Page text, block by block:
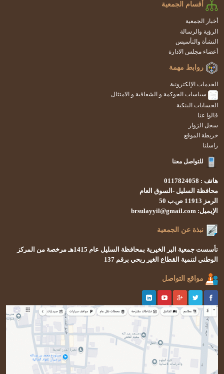
أقسام الجمعية
أخبار الجمعية
الرؤية والرسالة
النشأة والتأسيس
أعضاء مجلس الادارة
روابط مهمة
الخدمات الإلكترونية
سياسات الحوكمة و الشفافية و الامتثال
الحسابات البنكية
قالوا عنا
سجل الزوار
خريطة الموقع
راسلنا
للتواصل معنا
هاتف : 0117824058
محافظة السليل -السوق العام
الرمز 11913 ص.ب 50
الإيميل: brsulayyil@gmail.com
نبذة عن الجمعية
تأسست جمعية البر الخيرية بمحافظة السليل عام 1415هـ
مرخصة من المركز
الوطني لتنمية القطاع الغير ربحي برقم 137
مواقع التواصل